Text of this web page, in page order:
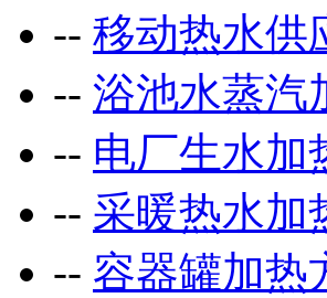
-- 移动热水供
-- 浴池水蒸汽
-- 电厂生水加
-- 采暖热水加
-- 容器罐加热